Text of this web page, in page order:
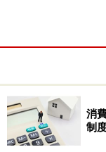
消
制